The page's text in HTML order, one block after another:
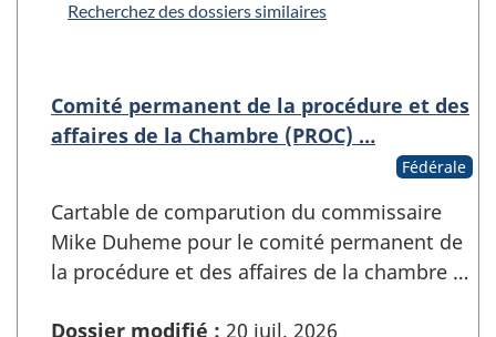
Recherchez des dossiers similaires
Comité permanent de la procédure et des
affaires de la Chambre (PROC) …
Fédérale
Cartable de comparution du commissaire
Mike Duheme pour le comité permanent de
la procédure et des affaires de la chambre …
Dossier modifié : 20 juil. 2026